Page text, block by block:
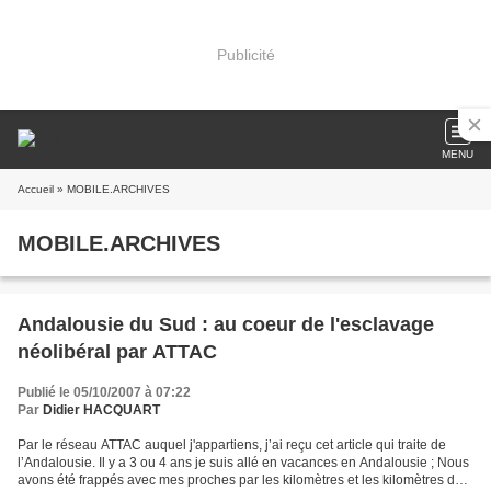
Publicité
MENU
Accueil » MOBILE.ARCHIVES
MOBILE.ARCHIVES
Andalousie du Sud : au coeur de l'esclavage
néolibéral par ATTAC
Publié le 05/10/2007 à 07:22
Par Didier HACQUART
Par le réseau ATTAC auquel j'appartiens, j’ai reçu cet article qui traite de
l’Andalousie. Il y a 3 ou 4 ans je suis allé en vacances en Andalousie ; Nous
avons été frappés avec mes proches par les kilomètres et les kilomètres de